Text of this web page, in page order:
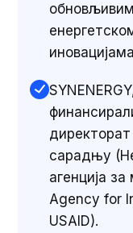
сарадњу
агенција
Agency for
USAID).